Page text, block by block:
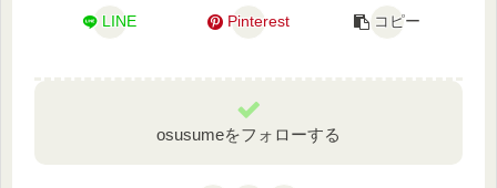
LINE Pinterest コピー
osusumeをフォローする